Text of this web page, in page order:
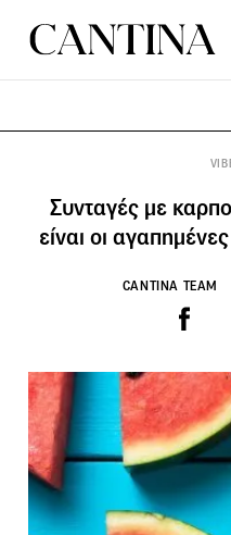
Συνταγές με
είναι οι
CANTINA TEAM